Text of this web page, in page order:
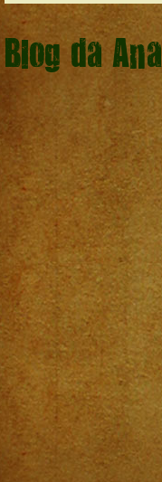
Blog da Ana